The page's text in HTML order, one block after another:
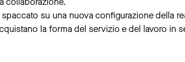
su una nuova configurazione della
la forma del servizio e del lavoro in